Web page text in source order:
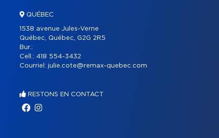
QUÉBEC
1538 avenue Jules-Verne
Québec, Québec, G2G 2R5
Bur.:
Cell.: 418 554-3432
Courriel: julie.cote@remax-quebec.com
RESTONS EN CONTACT